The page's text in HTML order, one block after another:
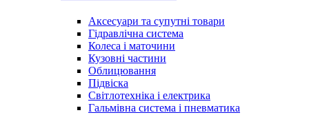
Аксесуари та супутні товари
Гідравлічна система
Колеса і маточини
Кузовні частини
Облицювання
Підвіска
Світлотехніка і електрика
Гальмівна система і пневматика